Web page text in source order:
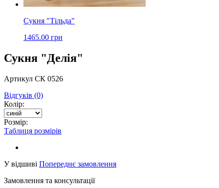
Сукня "Тільда"
1465.00 грн
Сукня "Делія"
Артикул СК 0526
Відгуків (0)
Колір:
Розмір:
Таблиця розмірів
У відшиві Попереднє замовлення
Замовлення та консультації